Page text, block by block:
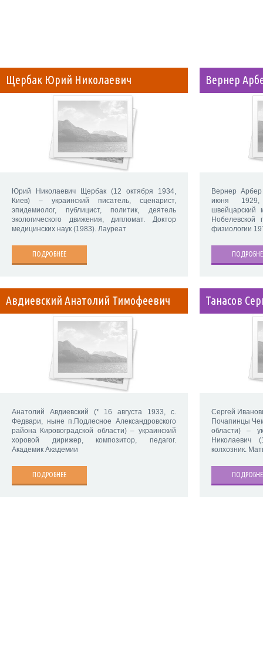
Щербак Юрий Николаевич
Юрий Николаевич Щербак (12 октября 1934,
Киев) – украинский писатель, сценарист,
эпидемиолог, публицист, политик, деятель
экологического движения, дипломат. Доктор
медицинских наук (1983). Лауреат
ПОДРОБНЕЕ
Вернер
Вернер
июня
швейцарский
физиологии
Авдиевский Анатолий Тимофеевич
Анатолий Авдиевский (* 16 августа 1933, с.
Федвари, ныне п.Подлесное Александровского
района Кировоградской области) – украинский
хоровой дирижер, композитор, педагог.
Академик Академии
ПОДРОБНЕЕ
Танасов
Сергей
Почапинцы
области) –
Николаевич
колхозник.